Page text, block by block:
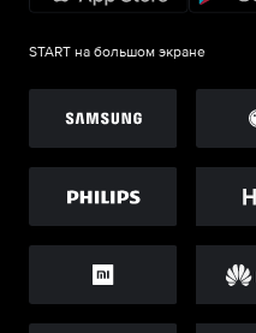
START на большом экране